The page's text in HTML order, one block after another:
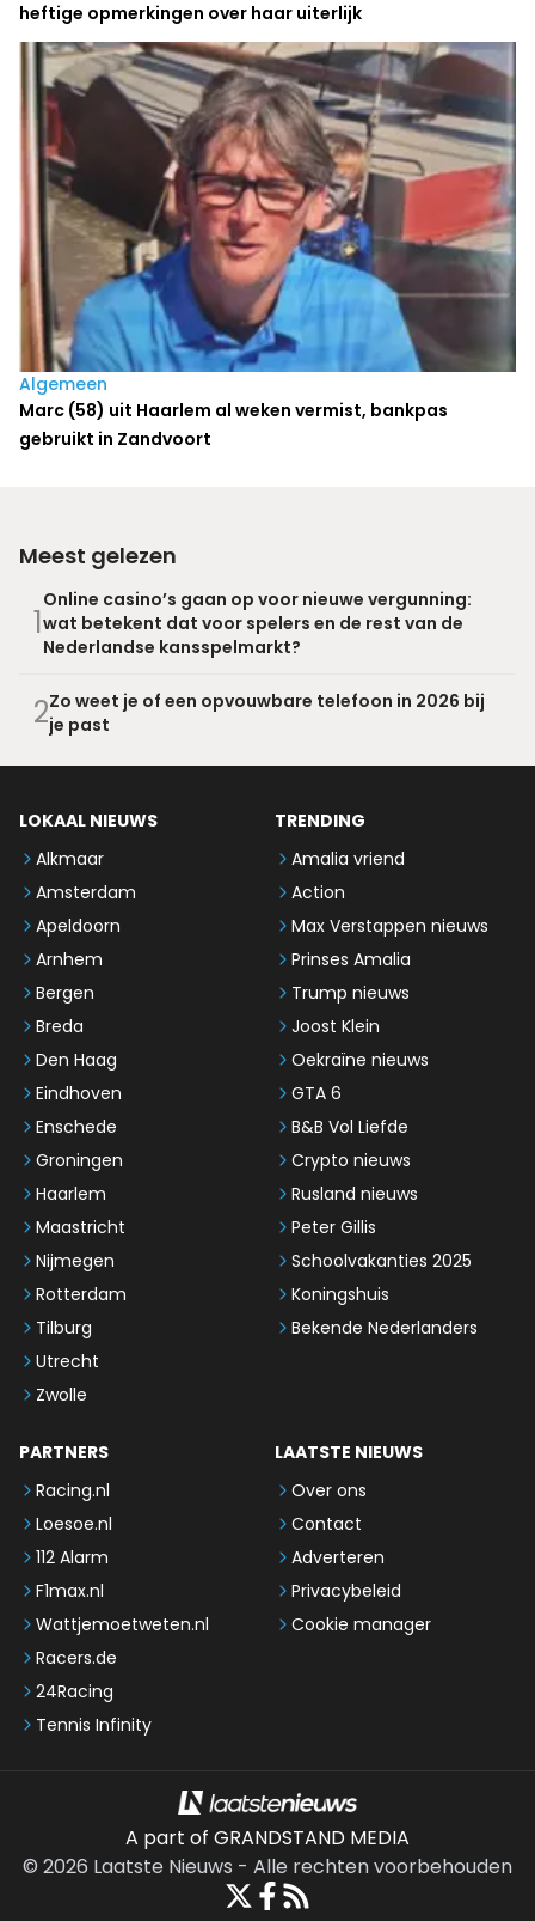
heftige opmerkingen over haar uiterlijk
Algemeen
Marc (58) uit Haarlem al weken vermist, bankpas
gebruikt in Zandvoort
Meest gelezen
1
Online casino’s gaan op voor nieuwe vergunning:
wat betekent dat voor spelers en de rest van de
Nederlandse kansspelmarkt?
2Zo weet je of een opvouwbare telefoon in 2026 bij
je past
LOKAAL NIEUWS
Alkmaar
Amsterdam
Apeldoorn
Arnhem
Bergen
Breda
Den Haag
Eindhoven
Enschede
Groningen
Haarlem
Maastricht
Nijmegen
Rotterdam
Tilburg
Utrecht
Zwolle
TRENDING
Amalia vriend
Action
Max Verstappen nieuws
Prinses Amalia
Trump nieuws
Joost Klein
Oekraïne nieuws
GTA 6
B&B Vol Liefde
Crypto nieuws
Rusland nieuws
Peter Gillis
Schoolvakanties 2025
Koningshuis
Bekende Nederlanders
PARTNERS
Racing.nl
Loesoe.nl
112 Alarm
F1max.nl
Wattjemoetweten.nl
Racers.de
24Racing
Tennis Infinity
LAATSTE NIEUWS
Over ons
Contact
Adverteren
Privacybeleid
Cookie manager
A part of GRANDSTAND MEDIA
© 2026 Laatste Nieuws - Alle rechten voorbehouden